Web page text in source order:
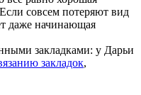
совсем потеряют вид
даже начинающая
закладками: у Дарьи
закладок,